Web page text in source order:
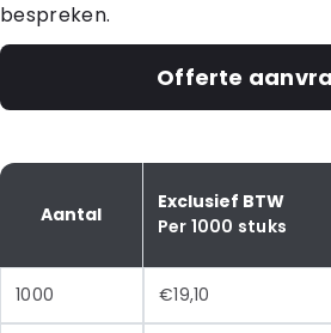
bespreken.
Offerte
Aantal
Exclusief BTW
Per 1000 stuks
1000 €19,10